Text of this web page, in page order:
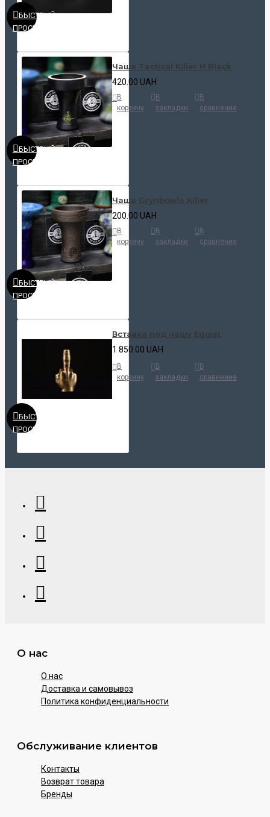
БЫСТРЫЙ
ПРОСМОТР
БЫСТРЫЙ
ПРОСМОТР
Чаша Tactical Killer H Black
420.00 UAH
В
корзину
В
закладки
В
сравнение
БЫСТРЫЙ
ПРОСМОТР
Чаша Grynbowls Killer
200.00 UAH
В
корзину
В
закладки
В
сравнение
БЫСТРЫЙ
ПРОСМОТР
Вставка под чашу Egoist
1 850.00 UAH
В
корзину
В
закладки
В
сравнение
О нас
О нас
Доставка и самовывоз
Политика конфиденциальности
Обслуживание клиентов
Контакты
Возврат товара
Бренды